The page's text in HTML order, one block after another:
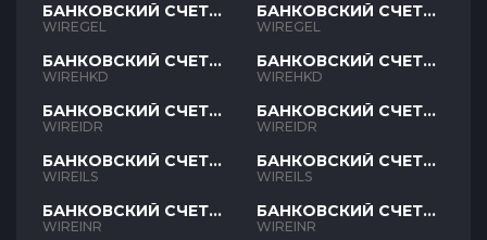
БАНКОВСКИЙ СЧЕТ
GEL
WIREGEL
БАНКОВСКИЙ СЧЕТ
HKD
WIREHKD
БАНКОВСКИЙ СЧЕТ
IDR
WIREIDR
БАНКОВСКИЙ СЧЕТ
ILS
WIREILS
БАНКОВСКИЙ СЧЕТ
INR
WIREINR
БАНКОВСКИЙ СЧЕТ
GEL
WIREGEL
БАНКОВСКИЙ СЧЕТ
HKD
WIREHKD
БАНКОВСКИЙ СЧЕТ
IDR
WIREIDR
БАНКОВСКИЙ СЧЕТ
ILS
WIREILS
БАНКОВСКИЙ СЧЕТ
INR
WIREINR